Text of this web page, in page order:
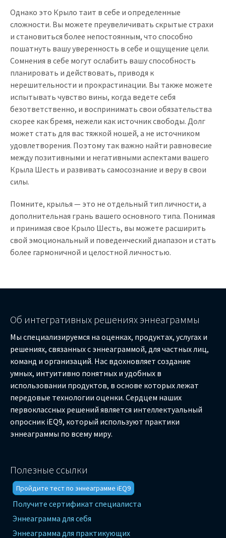
Однако это Крыло таит в себе и определенные
сложности. Вы можете преувеличивать скрытые страхи
и становиться более непостоянным, что способно
пошатнуть вашу уверенность в себе и ощущение цели.
Сомнения в себе могут ослабить вашу способность
планировать и действовать, приводя к
нерешительности и прокрастинации. Вы также можете
испытывать чувство вины, когда ведете себя
безответственно, и воспринимать свои обязательства
скорее как бремя, нежели как источник свободы. Долг
может стать для вас тяжкой ношей, а не источником
удовлетворения. Поэтому так важно найти равновесие
между позитивными и негативными аспектами вашего
Крыла Шесть и развивать самосознание и веру в свои
силы.
Помните, крылья — это не отдельный тип личности, а
дополнительная грань вашего основного типа. Понимая
и принимая свое Крыло Шесть, вы можете расширить
свой эмоциональный и поведенческий диапазон и стать
более гармоничной и целостной личностью.
Об интегративных решениях эннеаграммы
Мы специализируемся на оценках, продуктах, услугах и
решениях, связанных с эннеаграммой, для частных лиц,
команд и организаций. Нас вдохновляет создание
умных, интуитивно понятных и удобных в
использовании продуктов, в основе которых лежат
передовые технологии оценки. Сердцем наших
первоклассных решений является интеллектуальный
опросник iEQ9, который используют практики
эннеаграммы по всему миру.
Полезные ссылки
Пройдите тест по эннеаграмме iEQ9
Получите сертификат специалиста
Эннеаграмма для себя
Эннеаграмма для практикующих